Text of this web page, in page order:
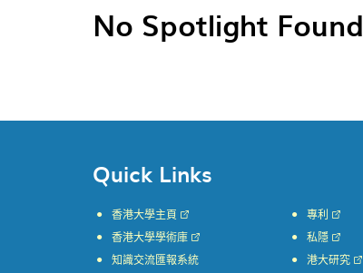
No Spotlight Found
Quick Links
香港大學主頁
香港大學學術庫
知識交流匯報系統
專利
私隱
港大研究